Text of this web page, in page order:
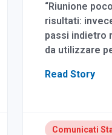
“Riunione
risultati:
passi indietro
da utilizzare
Read Story
Comunicati